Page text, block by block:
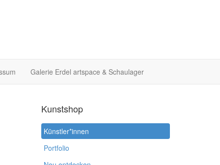
Galerie Erdel artspace & Schaulager
Kunstshop
Künstler*innen
Portfolio